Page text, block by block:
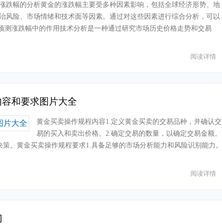
跌幅的分析黄金的涨跌幅主要受多种因素影响，包括全球经济形势、地
风险、市场情绪和技术面等因素。通过对这些因素进行综合分析，可以
涨跌幅中的作用技术分析是一种通过研究市场历史价格走势和交易
阅读详情
和要求图片大全
黄金买卖操作规程内容1.定义黄金买卖的交易品种，并确认交
易的买入和卖出价格。2.确定交易的数量，以确定交易金额。
。黄金买卖操作规程要求1.具备足够的市场分析能力和风险识别能力。
阅读详情